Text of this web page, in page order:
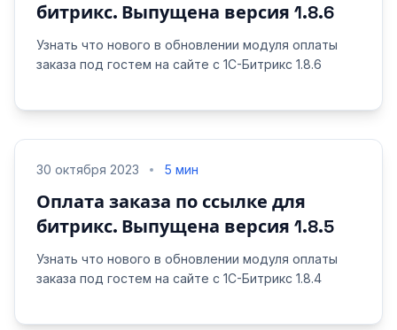
битрикс. Выпущена версия 1.8.6
Узнать что нового в обновлении модуля оплаты
заказа под гостем на сайте с 1С-Битрикс 1.8.6
30 октября 2023 5 мин
Оплата заказа по ссылке для
битрикс. Выпущена версия 1.8.5
Узнать что нового в обновлении модуля оплаты
заказа под гостем на сайте с 1С-Битрикс 1.8.4